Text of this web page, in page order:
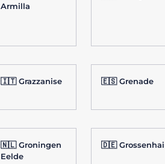
Armilla
🇮🇹 Grazzanise 🇪🇸 Grenade
🇳🇱 Groningen
Eelde
🇩🇪